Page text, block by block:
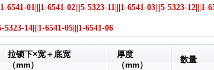
01|||1-6541-02|||5-5323-11|||1-6541-03|||5-5323-12|||1-
5323-14|||1-6541-05|||1-6541-06
拉锁下×宽＋底宽
（mm）
厚度
（mm）
数量